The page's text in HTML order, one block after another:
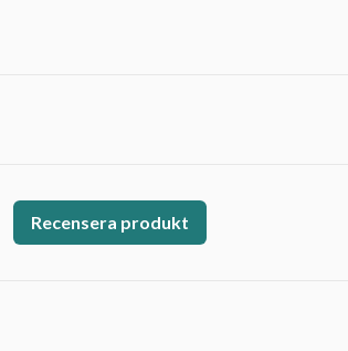
Recensera produkt